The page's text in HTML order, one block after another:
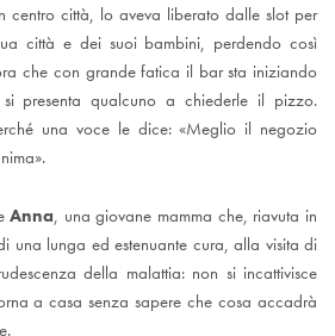
centro città, lo aveva liberato dalle slot per
città e dei suoi bambini, perdendo così
che con grande fatica il bar sta iniziando
presenta qualcuno a chiederle il pizzo.
una voce le dice: «Meglio il negozio
Anna, una giovane mamma che, riavuta in
una lunga ed estenuante cura, alla visita di
della malattia: non si incattivisce
a casa senza sapere che cosa accadrà